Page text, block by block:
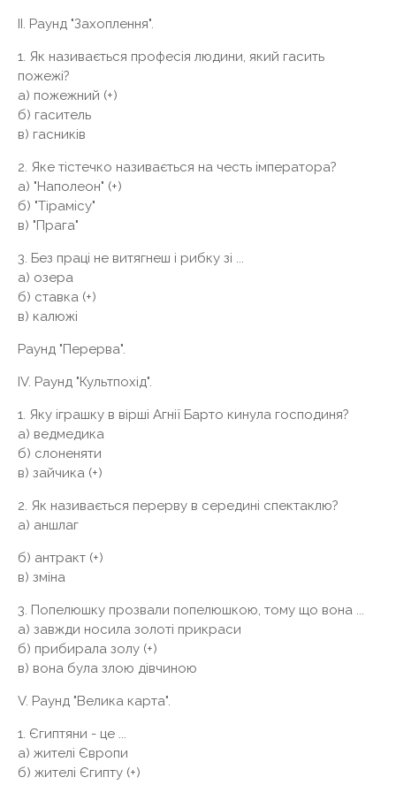
II. Раунд "Захоплення".
1. Як називається професія людини, який гасить
пожежі?
а) пожежний (+)
б) гаситель
в) гасників
2. Яке тістечко називається на честь імператора?
а) "Наполеон" (+)
б) "Тірамісу"
в) "Прага"
3. Без праці не витягнеш і рибку зі ...
а) озера
б) ставка (+)
в) калюжі
Раунд "Перерва".
IV. Раунд "Культпохід".
1. Яку іграшку в вірші Агнії Барто кинула господиня?
а) ведмедика
б) слоненяти
в) зайчика (+)
2. Як називається перерву в середині спектаклю?
а) аншлаг
б) антракт (+)
в) зміна
3. Попелюшку прозвали попелюшкою, тому що вона ...
а) завжди носила золоті прикраси
б) прибирала золу (+)
в) вона була злою дівчиною
V. Раунд "Велика карта".
1. Єгиптяни - це ...
а) жителі Європи
б) жителі Єгипту (+)